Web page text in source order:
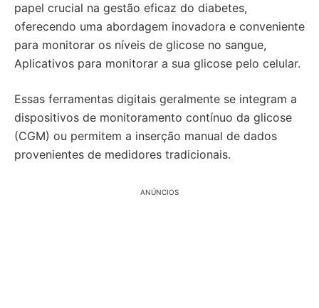
papel crucial na gestão eficaz do diabetes,
oferecendo uma abordagem inovadora e conveniente
para monitorar os níveis de glicose no sangue,
Aplicativos para monitorar a sua glicose pelo celular.
Essas ferramentas digitais geralmente se integram a
dispositivos de monitoramento contínuo da glicose
(CGM) ou permitem a inserção manual de dados
provenientes de medidores tradicionais.
ANÚNCIOS